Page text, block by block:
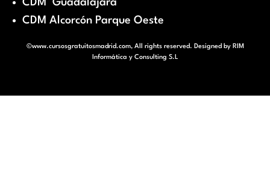
CDM Guadalajara
CDM Alcorcón Parque Oeste
©www.cursosgratuitosmadrid.com, All rights reserved. Designed by RIM
Informática y Consulting S.L